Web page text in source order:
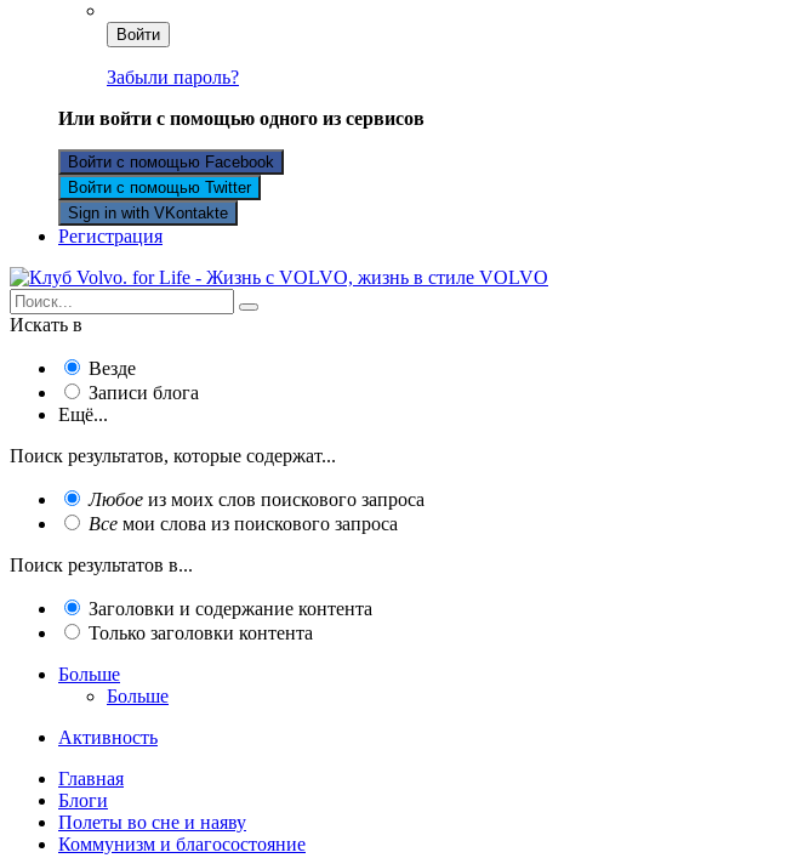
Войти
Забыли пароль?
Или войти с помощью одного из сервисов
Войти с помощью Facebook
Войти с помощью Twitter
Sign in with VKontakte
Регистрация
Искать в
Везде
Записи блога
Ещё...
Поиск результатов, которые содержат...
Любое из моих слов поискового запроса
Все мои слова из поискового запроса
Поиск результатов в...
Заголовки и содержание контента
Только заголовки контента
Больше
Больше
Активность
Главная
Блоги
Полеты во сне и наяву
Коммунизм и благосостояние